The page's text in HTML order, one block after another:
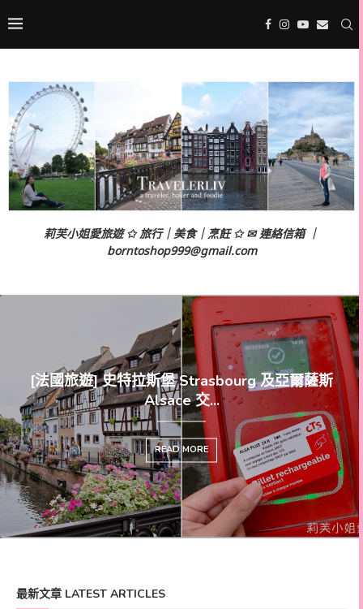
莉芙小姐愛旅遊 ✩ 旅行｜美食｜烹飪 ✩ ✉ 連絡信箱 ｜
borntoshop999@gmail.com
[法國旅遊] 史特拉斯堡 Strasbourg 及亞爾薩斯
Alsace 交...
READ MORE
[法國旅遊] 巴黎聖母院
觀/付費
最新文章 LATEST ARTICLES